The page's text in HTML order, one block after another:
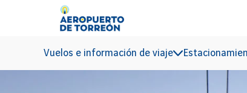
Ir al contenido principal
Vuelos e información de viaje